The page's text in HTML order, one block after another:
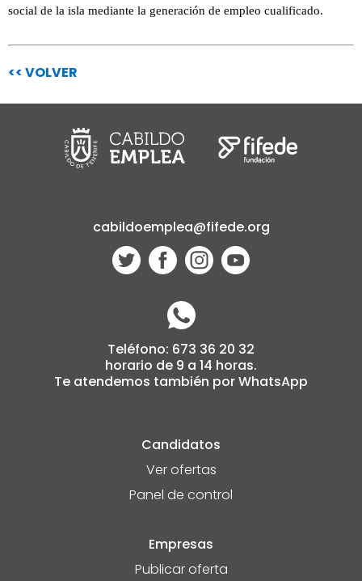
social de la isla mediante la generación de empleo cualificado.
<< VOLVER
cabildoemplea@fifede.org
Teléfono: 673 36 20 32
horario de 9 a 14 horas.
Te atendemos también por WhatsApp
Candidatos
Ver ofertas
Panel de control
Empresas
Publicar oferta